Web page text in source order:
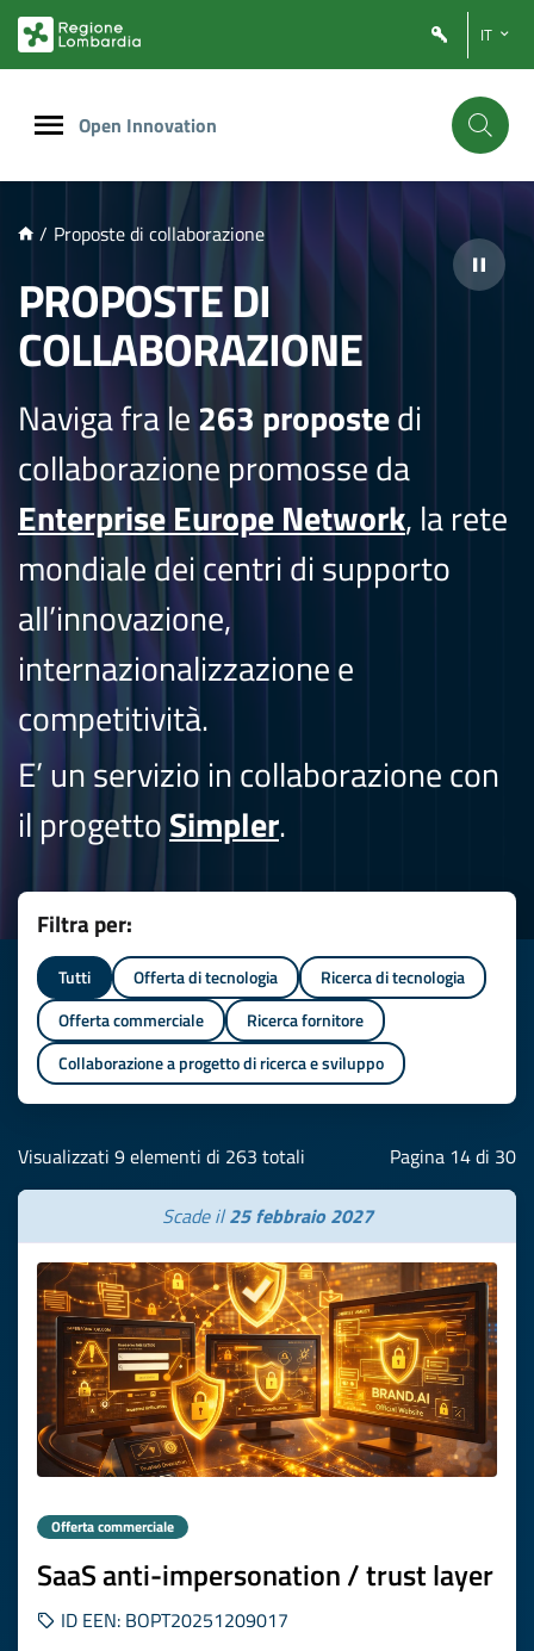
PRINCIPALE
IT
Open Innovation
/ Proposte di collaborazione
PROPOSTE DI
COLLABORAZIONE
Naviga fra le263 propostedi
collaborazione promosse da
Enterprise Europe Network, la rete
mondiale dei centri di supporto
all’innovazione,
internazionalizzazione e
competitività.
E’ un servizio in collaborazione con
il progettoSimpler.
Filtra per:
Tutti Offerta di tecnologia
Ricerca di tecnologia
Offerta commerciale
Ricerca fornitore
Collaborazione a progetto di ricerca e sviluppo
Visualizzati 9 elementi di 263 totali Pagina 14 di 30
Scade il25 febbraio 2027
Offerta commerciale
SaaS anti-impersonation / trust layer
ID EEN: BOPT20251209017